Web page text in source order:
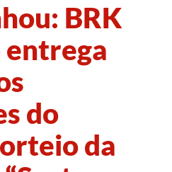
BRK
do
da